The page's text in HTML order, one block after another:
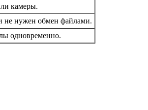
камеры.
не нужен обмен файлами.
одновременно.